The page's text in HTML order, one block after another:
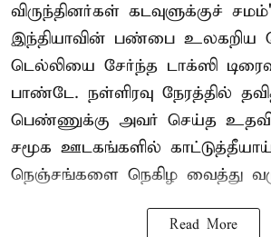
விருந்தினர்கள் கடவுளுக்குச்
இந்தியாவின் பண்பை உலகறிய
டெல்லியை சேர்ந்த டாக்ஸி
பாண்டே. நள்ளிரவு நேரத்தில்
பெண்ணுக்கு அவர் செய்த
சமூக ஊடகங்களில்
நெஞ்சங்களை நெகிழ வைத்து
Read More